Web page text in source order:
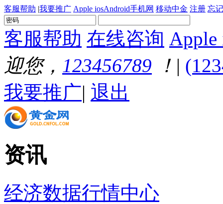
客服帮助 |我要推广 Apple iosAndroid手机网 移动中金 注册 忘
客服帮助 在线咨询 Apple
迎您， 123456789 ！ |
我要推广| 退出
资讯
经济数据行情中心